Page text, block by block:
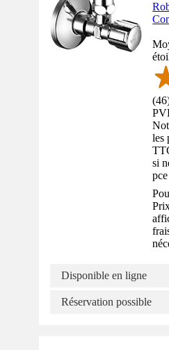
(46
les
si
pce
Disponible en ligne
Réservation possible